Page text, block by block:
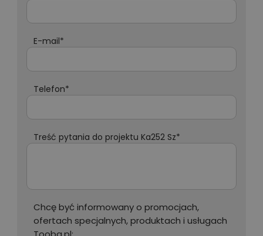
E-mail*
Telefon*
Treść pytania do projektu Ka252 Sz*
Chcę być informowany o promocjach,
ofertach specjalnych, produktach i usługach